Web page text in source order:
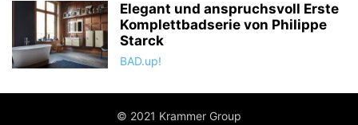
Elegant und anspruchsvoll Erste
Komplettbadserie von Philippe
Starck
BAD.up!
© 2021 Krammer Group